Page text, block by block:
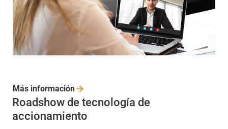
Roadshow de tecnología de
accionamiento
Más información